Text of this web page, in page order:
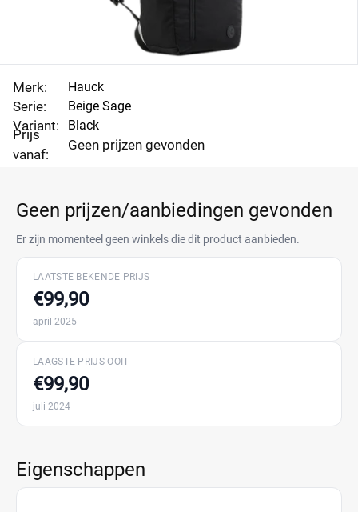
Merk:
Serie:
Variant:
Prijs
vanaf:
Hauck
Beige Sage
Black
Geen prijzen gevonden
Geen prijzen/aanbiedingen gevonden
Er zijn momenteel geen winkels die dit product aanbieden.
LAATSTE BEKENDE PRIJS
€99,90
april 2025
LAAGSTE PRIJS OOIT
€99,90
juli 2024
Eigenschappen